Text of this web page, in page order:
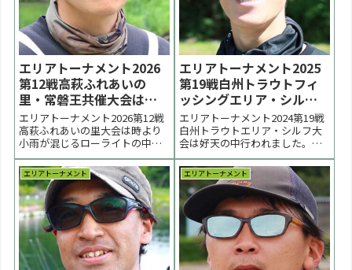
エリアトーナメント2026
第12戦高萩ふれあいの
里・常磐王共催大会は渡
辺元気選手が優勝【大会
終了】
エリアトーナメント2026第12戦
高萩ふれあいの里大会は時より
小雨が混じるローライトの中で
行われました。今年は決勝を２
号池で行い、引き出しを競う展
開となりました。優勝は渡辺元
気選手、２位はマイクロン佐藤
選手、３位は藤田裕也選手でし
た。 < 前の大会 2026一覧 次の大
会 >表彰...
エリアトーナメント2025
第19戦白州トラウトフィ
ッシングエリア・シルフ
大会はマイクロン佐藤選
手が優勝【大会速報】
エリアトーナメント2024第19戦
白州トラウトエリア・シルフ大
会は好天の中行われました。優
勝はマイクロン佐藤選手、２位
は木村信人選手、３位は大木洋
一郎選手でした。 < 前の大会
2025一覧 次の大会 >大会結果の
情報更新は9/29（月）以後順次
行います。TKポイント 第19戦
分...
エリアトーナメント エリアトーナメント